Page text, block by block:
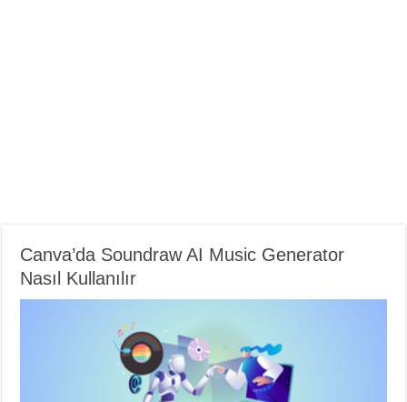
Canva’da Soundraw AI Music Generator
Nasıl Kullanılır